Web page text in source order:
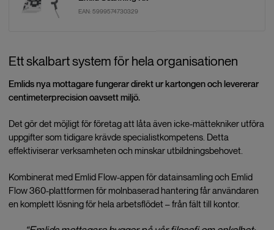
EAN: 5999574730329
Ett skalbart system för hela organisationen
Emlids nya mottagare fungerar direkt ur kartongen och levererar
centimeterprecision oavsett miljö.
Det gör det möjligt för företag att låta även icke-mättekniker utföra
uppgifter som tidigare krävde specialistkompetens. Detta
effektiviserar verksamheten och minskar utbildningsbehovet.
Kombinerat med Emlid Flow-appen för datainsamling och Emlid
Flow 360-plattformen för molnbaserad hantering får användaren
en komplett lösning för hela arbetsflödet – från fält till kontor.